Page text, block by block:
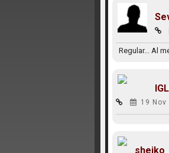
Regular... Al
19 Nov